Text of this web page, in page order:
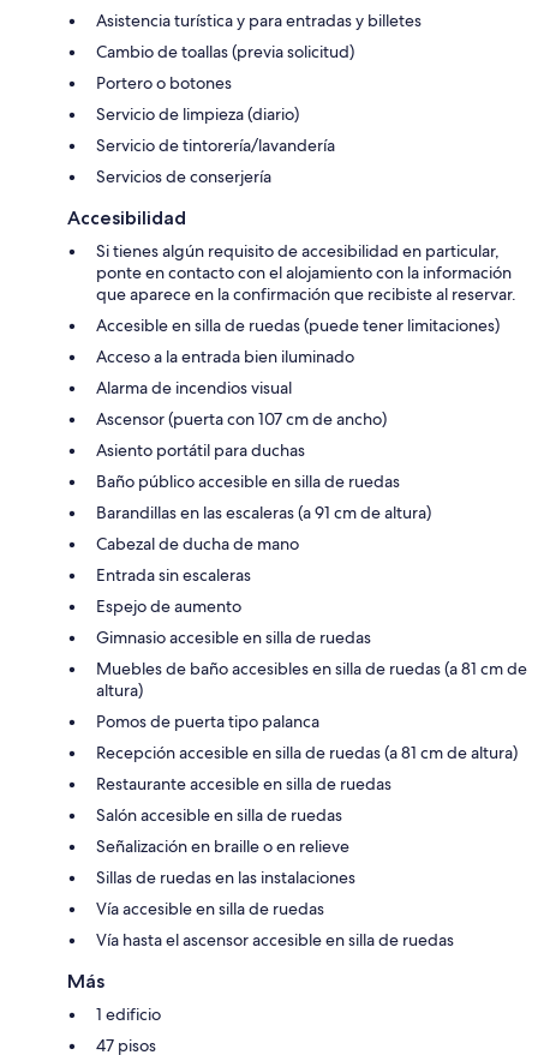
Asistencia turística y para entradas y billetes
Cambio de toallas (previa solicitud)
Portero o botones
Servicio de limpieza (diario)
Servicio de tintorería/lavandería
Servicios de conserjería
Accesibilidad
Si tienes algún requisito de accesibilidad en particular,
ponte en contacto con el alojamiento con la información
que aparece en la confirmación que recibiste al reservar.
Accesible en silla de ruedas (puede tener limitaciones)
Acceso a la entrada bien iluminado
Alarma de incendios visual
Ascensor (puerta con 107 cm de ancho)
Asiento portátil para duchas
Baño público accesible en silla de ruedas
Barandillas en las escaleras (a 91 cm de altura)
Cabezal de ducha de mano
Entrada sin escaleras
Espejo de aumento
Gimnasio accesible en silla de ruedas
Muebles de baño accesibles en silla de ruedas (a 81 cm de
altura)
Pomos de puerta tipo palanca
Recepción accesible en silla de ruedas (a 81 cm de altura)
Restaurante accesible en silla de ruedas
Salón accesible en silla de ruedas
Señalización en braille o en relieve
Sillas de ruedas en las instalaciones
Vía accesible en silla de ruedas
Vía hasta el ascensor accesible en silla de ruedas
Más
1 edificio
47 pisos